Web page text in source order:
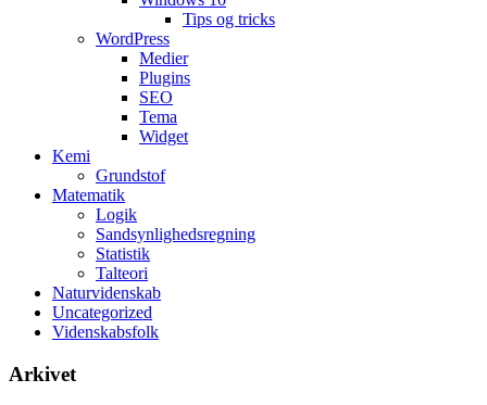
Tips og tricks
WordPress
Medier
Plugins
SEO
Tema
Widget
Kemi
Grundstof
Matematik
Logik
Sandsynlighedsregning
Statistik
Talteori
Naturvidenskab
Uncategorized
Videnskabsfolk
Arkivet